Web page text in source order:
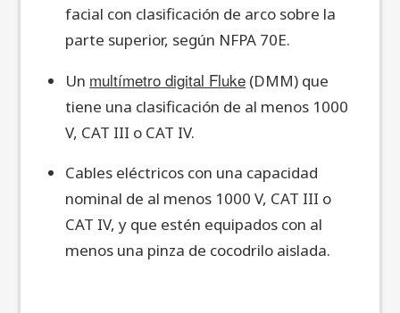
facial con clasificación de arco sobre la
parte superior, según NFPA 70E.
Un multímetro digital Fluke (DMM) que
tiene una clasificación de al menos 1000
V, CAT III o CAT IV.
Cables eléctricos con una capacidad
nominal de al menos 1000 V, CAT III o
CAT IV, y que estén equipados con al
menos una pinza de cocodrilo aislada.